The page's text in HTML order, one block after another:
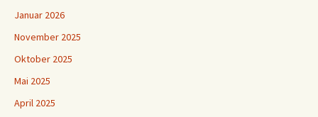
Januar 2026
November 2025
Oktober 2025
Mai 2025
April 2025